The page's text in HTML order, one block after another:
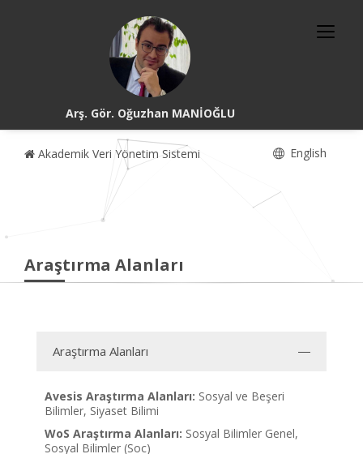
Arş. Gör. Oğuzhan MANİOĞLU
Akademik Veri Yönetim Sistemi English
Araştırma Alanları
Araştırma Alanları
Avesis Araştırma Alanları: Sosyal ve Beşeri
Bilimler, Siyaset Bilimi
WoS Araştırma Alanları: Sosyal Bilimler Genel,
Sosyal Bilimler (Soc)